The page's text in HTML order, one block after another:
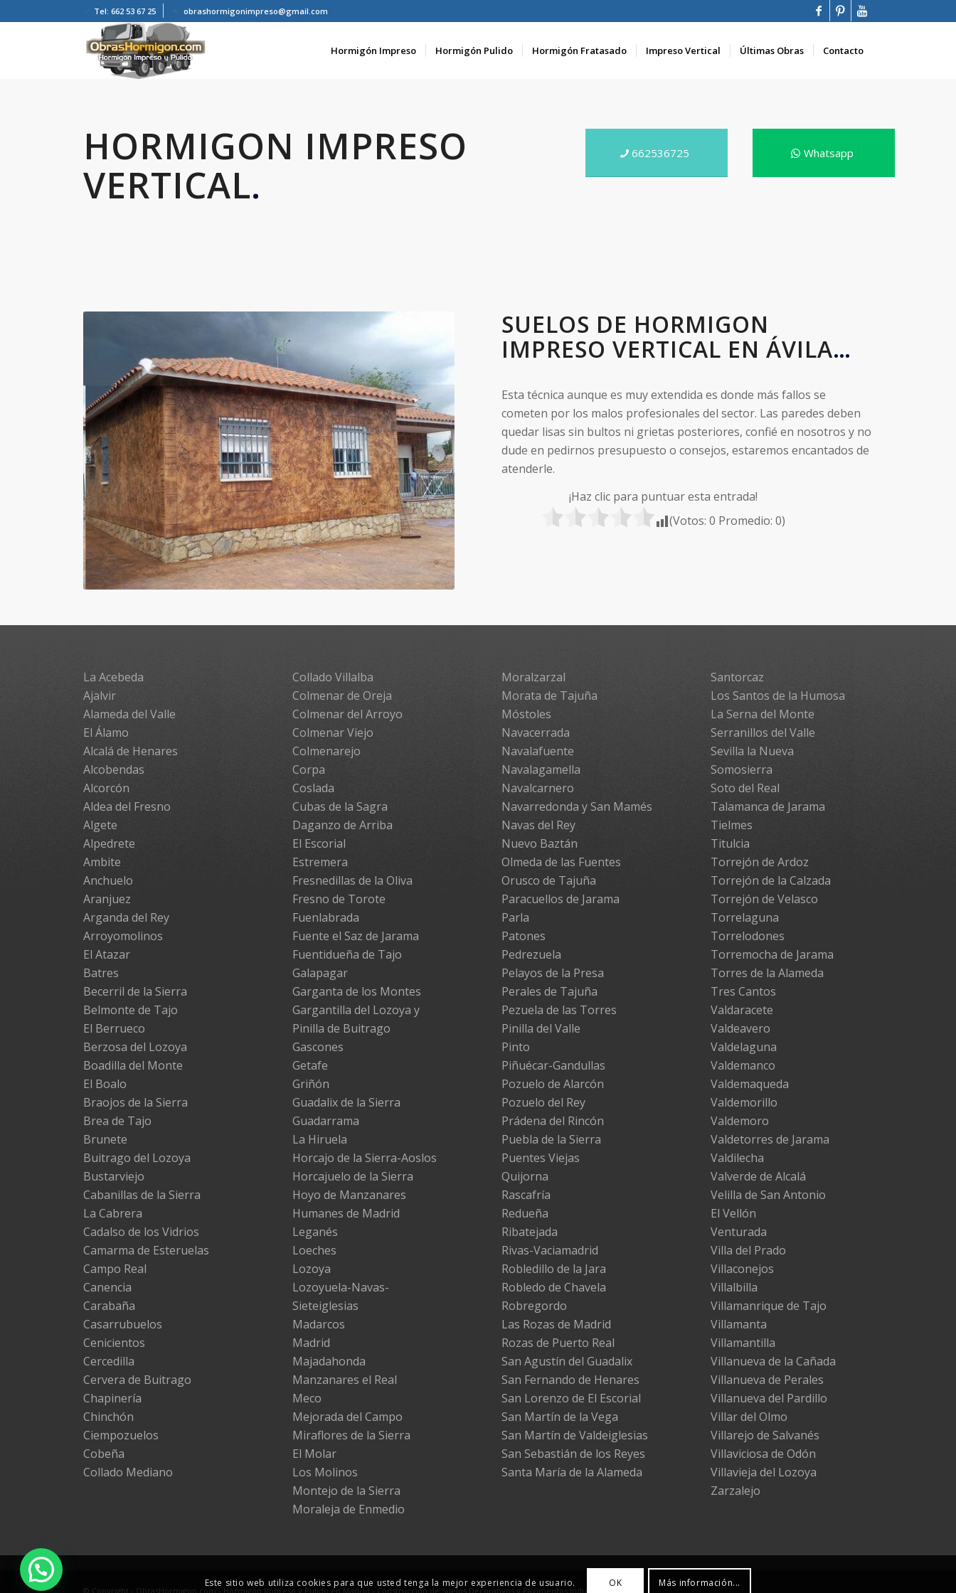
Tel: 662 53 67 25 obrashormigonimpreso@gmail.com
Hormigón Impreso Hormigón Pulido Hormigón Fratasado Impreso Vertical Últimas Obras Contacto
HORMIGON IMPRESO
VERTICAL.
662536725 Whatsapp
SUELOS DE HORMIGON
IMPRESO VERTICAL EN ÁVILA…
Esta técnica aunque es muy extendida es donde más fallos se
cometen por los malos profesionales del sector. Las paredes deben
quedar lisas sin bultos ni grietas posteriores, confié en nosotros y no
dude en pedirnos presupuesto o consejos, estaremos encantados de
atenderle.
¡Haz clic para puntuar esta entrada!
(Votos:0 Promedio:0)
La Acebeda
Ajalvir
Alameda del Valle
El Álamo
Alcalá de Henares
Alcobendas
Alcorcón
Aldea del Fresno
Algete
Alpedrete
Ambite
Anchuelo
Aranjuez
Arganda del Rey
Arroyomolinos
El Atazar
Batres
Becerril de la Sierra
Belmonte de Tajo
El Berrueco
Berzosa del Lozoya
Boadilla del Monte
El Boalo
Braojos de la Sierra
Brea de Tajo
Brunete
Buitrago del Lozoya
Bustarviejo
Cabanillas de la Sierra
La Cabrera
Cadalso de los Vidrios
Camarma de Esteruelas
Campo Real
Canencia
Carabaña
Casarrubuelos
Cenicientos
Cercedilla
Cervera de Buitrago
Chapinería
Chinchón
Ciempozuelos
Cobeña
Collado Mediano
Collado Villalba
Colmenar de Oreja
Colmenar del Arroyo
Colmenar Viejo
Colmenarejo
Corpa
Coslada
Cubas de la Sagra
Daganzo de Arriba
El Escorial
Estremera
Fresnedillas de la Oliva
Fresno de Torote
Fuenlabrada
Fuente el Saz de Jarama
Fuentidueña de Tajo
Galapagar
Garganta de los Montes
Gargantilla del Lozoya y
Pinilla de Buitrago
Gascones
Getafe
Griñón
Guadalix de la Sierra
Guadarrama
La Hiruela
Horcajo de la Sierra-Aoslos
Horcajuelo de la Sierra
Hoyo de Manzanares
Humanes de Madrid
Leganés
Loeches
Lozoya
Lozoyuela-Navas-
Sieteiglesias
Madarcos
Madrid
Majadahonda
Manzanares el Real
Meco
Mejorada del Campo
Miraflores de la Sierra
El Molar
Los Molinos
Montejo de la Sierra
Moraleja de Enmedio
Moralzarzal
Morata de Tajuña
Móstoles
Navacerrada
Navalafuente
Navalagamella
Navalcarnero
Navarredonda y San Mamés
Navas del Rey
Nuevo Baztán
Olmeda de las Fuentes
Orusco de Tajuña
Paracuellos de Jarama
Parla
Patones
Pedrezuela
Pelayos de la Presa
Perales de Tajuña
Pezuela de las Torres
Pinilla del Valle
Pinto
Piñuécar-Gandullas
Pozuelo de Alarcón
Pozuelo del Rey
Prádena del Rincón
Puebla de la Sierra
Puentes Viejas
Quijorna
Rascafría
Redueña
Ribatejada
Rivas-Vaciamadrid
Robledillo de la Jara
Robledo de Chavela
Robregordo
Las Rozas de Madrid
Rozas de Puerto Real
San Agustín del Guadalix
San Fernando de Henares
San Lorenzo de El Escorial
San Martín de la Vega
San Martín de Valdeiglesias
San Sebastián de los Reyes
Santa María de la Alameda
Santorcaz
Los Santos de la Humosa
La Serna del Monte
Serranillos del Valle
Sevilla la Nueva
Somosierra
Soto del Real
Talamanca de Jarama
Tielmes
Titulcia
Torrejón de Ardoz
Torrejón de la Calzada
Torrejón de Velasco
Torrelaguna
Torrelodones
Torremocha de Jarama
Torres de la Alameda
Tres Cantos
Valdaracete
Valdeavero
Valdelaguna
Valdemanco
Valdemaqueda
Valdemorillo
Valdemoro
Valdetorres de Jarama
Valdilecha
Valverde de Alcalá
Velilla de San Antonio
El Vellón
Venturada
Villa del Prado
Villaconejos
Villalbilla
Villamanrique de Tajo
Villamanta
Villamantilla
Villanueva de la Cañada
Villanueva de Perales
Villanueva del Pardillo
Villar del Olmo
Villarejo de Salvanés
Villaviciosa de Odón
Villavieja del Lozoya
Zarzalejo
© Copyright - ObrasHormigon.com - Hormigón Impreso y Pulido en Madrid - Construcción de Suelos Decorativos y Pavimentos Industriales
Este sitio web utiliza cookies para que usted tenga la mejor experiencia de usuario. OK Más información...